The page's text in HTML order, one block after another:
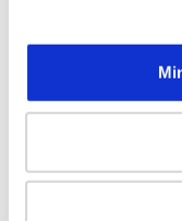
Smink
- Siófok
a lenti
és